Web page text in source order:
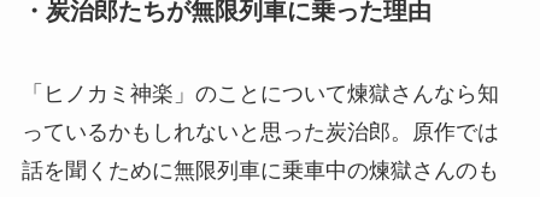
・炭治郎たちが無限列車に乗った理由
「ヒノカミ神楽」のことについて煉獄さんなら知
っているかもしれないと思った炭治郎。原作では
話を聞くために無限列車に乗車中の煉獄さんのも